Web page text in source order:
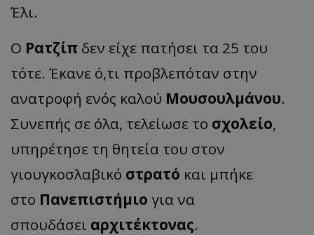
Έλι.
Ο Ρατζίπ δεν είχε πατήσει τα 25 του
τότε. Έκανε ό,τι προβλεπόταν στην
ανατροφή ενός καλού Μουσουλμάνου.
Συνεπής σε όλα, τελείωσε το σχολείο,
υπηρέτησε τη θητεία του στον
γιουγκοσλαβικό στρατό και μπήκε
στο Πανεπιστήμιο για να
σπουδάσει αρχιτέκτονας.